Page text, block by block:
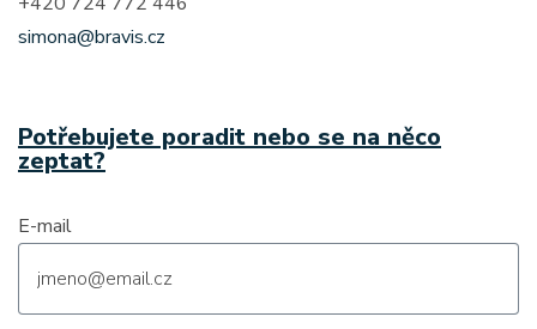
simona@bravis.cz
Potřebujete poradit nebo se na něco
zeptat?
E-mail